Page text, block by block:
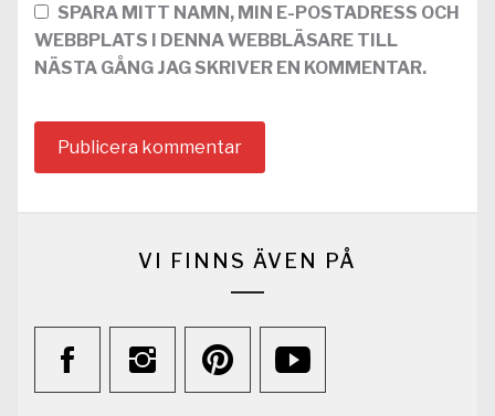
SPARA MITT NAMN, MIN E-POSTADRESS OCH
WEBBPLATS I DENNA WEBBLÄSARE TILL
NÄSTA GÅNG JAG SKRIVER EN KOMMENTAR.
VI FINNS ÄVEN PÅ